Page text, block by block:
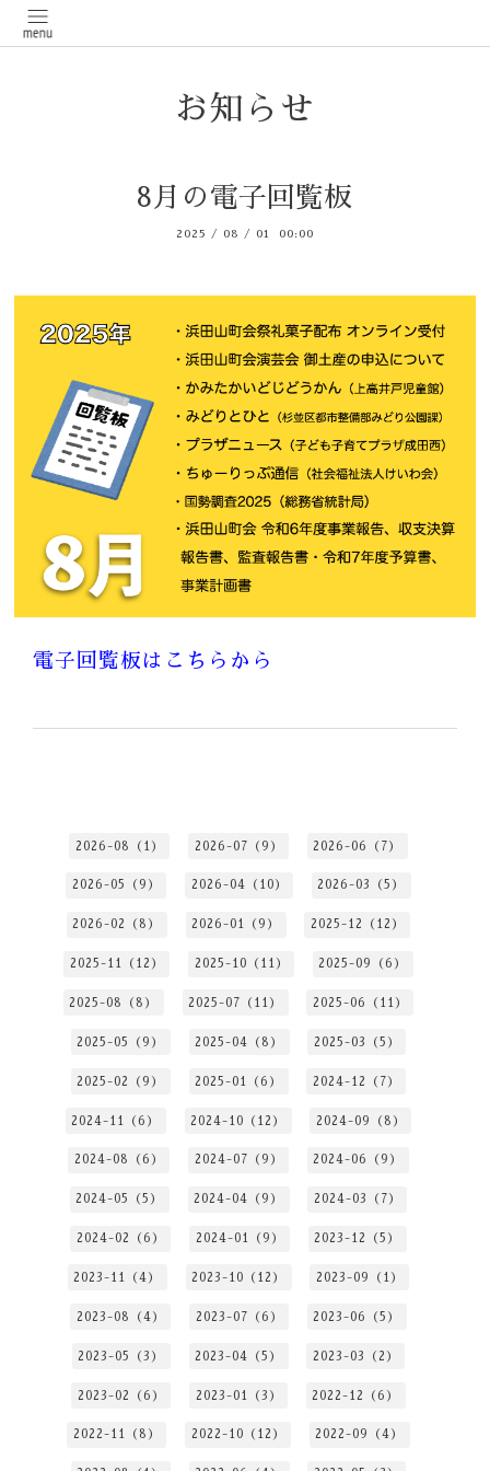
お知らせ
8月の電子回覧板
2025 / 08 / 01 00:00
電子回覧板はこちらから
2026-08（1） 2026-07（9） 2026-06（7）
2026-05（9） 2026-04（10） 2026-03（5）
2026-02（8） 2026-01（9） 2025-12（12）
2025-11（12） 2025-10（11） 2025-09（6）
2025-08（8） 2025-07（11） 2025-06（11）
2025-05（9） 2025-04（8） 2025-03（5）
2025-02（9） 2025-01（6） 2024-12（7）
2024-11（6） 2024-10（12） 2024-09（8）
2024-08（6） 2024-07（9） 2024-06（9）
2024-05（5） 2024-04（9） 2024-03（7）
2024-02（6） 2024-01（9） 2023-12（5）
2023-11（4） 2023-10（12） 2023-09（1）
2023-08（4） 2023-07（6） 2023-06（5）
2023-05（3） 2023-04（5） 2023-03（2）
2023-02（6） 2023-01（3） 2022-12（6）
2022-11（8） 2022-10（12） 2022-09（4）